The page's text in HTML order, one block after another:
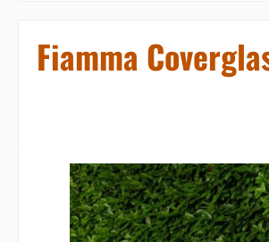
Fiamma
Sla de afbeeldingengalerij over